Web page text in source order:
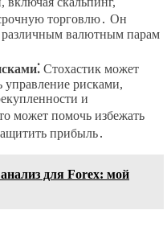
торговлю․ Он
различным валютным парам
Стохастик может
управление рисками,
и
может помочь избежать
прибыль․
для Forex: мой